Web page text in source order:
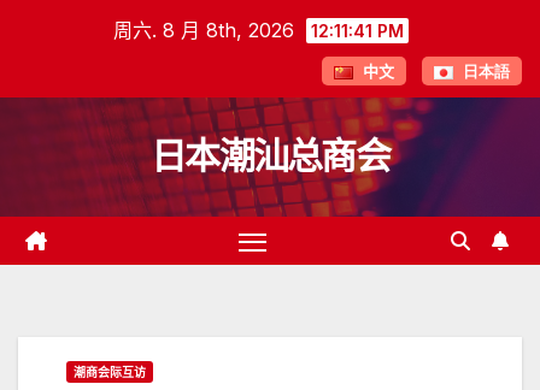
周六. 8 月 8th, 2026 12:11:41 PM
中文 日本語
日本潮汕总商会
潮商会际互访